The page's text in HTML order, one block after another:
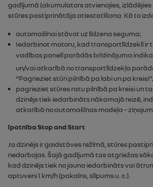
gadījumā (akumulators atvienojies,
stūres pastiprinātāja atiestatīšana. Kā to
automašīnai stāvot uz līdzena seguma;
Iedarbinot motoru, kad transportlīdzeklī ir
vadības panelī parādās brīdinājuma
un/vai atkarībā no transportlīdzekļa
“Pagrieziet stūri pilnībā pa labi un pa kreisi”;
pagrieziet stūres ratu pilnībā pa kreisi un
dzinējs tiek iedarbināts nākamajā reizē,
atkarībā no automašīnas modeļa –
īpatnībaStop and Start
Ja dzinējs ir gaidstāves režīmā, stūres
nedarbojas. Šajā gadījumā tas atgriežas
kad dzinējs tiek no jauna iedarbināts vai
aptuveni 1 km/h (pakalns, slīpums u. c.).